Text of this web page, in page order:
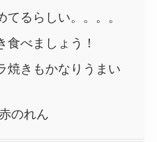
るらしい。。。。
食べましょう！
焼きもかなりうまい
のれん